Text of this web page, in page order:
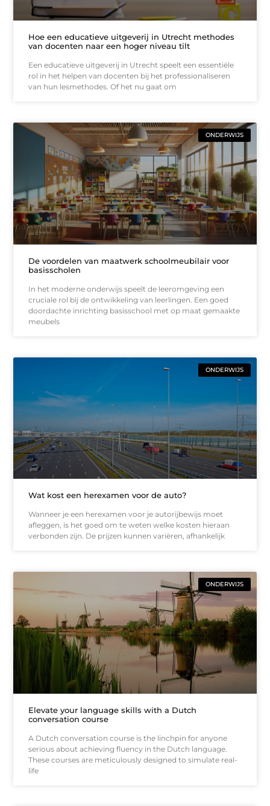
Hoe een educatieve uitgeverij in Utrecht methodes
van docenten naar een hoger niveau tilt
Een educatieve uitgeverij in Utrecht speelt een essentiële
rol in het helpen van docenten bij het professionaliseren
van hun lesmethodes. Of het nu gaat om
ONDERWIJS
De voordelen van maatwerk schoolmeubilair voor
basisscholen
In het moderne onderwijs speelt de leeromgeving een
cruciale rol bij de ontwikkeling van leerlingen. Een goed
doordachte inrichting basisschool met op maat gemaakte
meubels
ONDERWIJS
Wat kost een herexamen voor de auto?
Wanneer je een herexamen voor je autorijbewijs moet
afleggen, is het goed om te weten welke kosten hieraan
verbonden zijn. De prijzen kunnen variëren, afhankelijk
ONDERWIJS
Elevate your language skills with a Dutch
conversation course
A Dutch conversation course is the linchpin for anyone
serious about achieving fluency in the Dutch language.
These courses are meticulously designed to simulate real-
life